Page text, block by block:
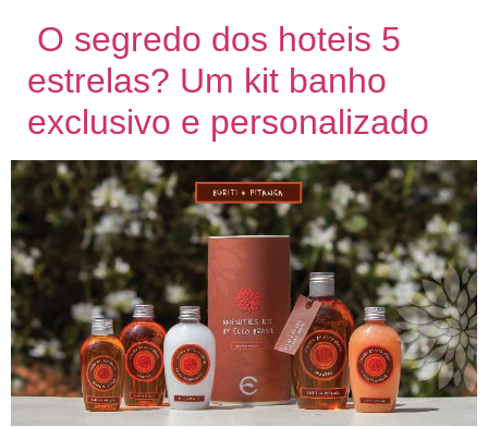
O segredo dos hoteis 5
estrelas? Um kit banho
exclusivo e personalizado